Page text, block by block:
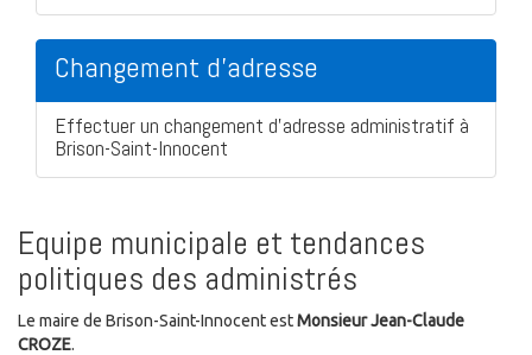
Changement d'adresse
Effectuer un changement d'adresse administratif à
Brison-Saint-Innocent
Equipe municipale et tendances
politiques des administrés
Le maire de Brison-Saint-Innocent estMonsieur Jean-Claude
CROZE.